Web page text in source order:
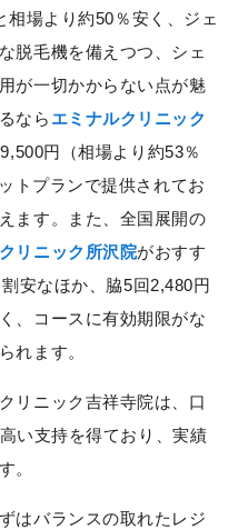
場より約50％安く、ジェ
脱毛機を備えつつ、シェ
が一切かからない点が魅
なら エミナルクリニック
円（相場より約53％
トプランで提供されてお
ます。また、全国展開の
リニック所沢院がおすす
安なほか、脇5回2,480円
、コースに有効期限がな
れます。
リニック吉祥寺院は、口
い支持を得ており、実績
。
はバランスの取れたレジ